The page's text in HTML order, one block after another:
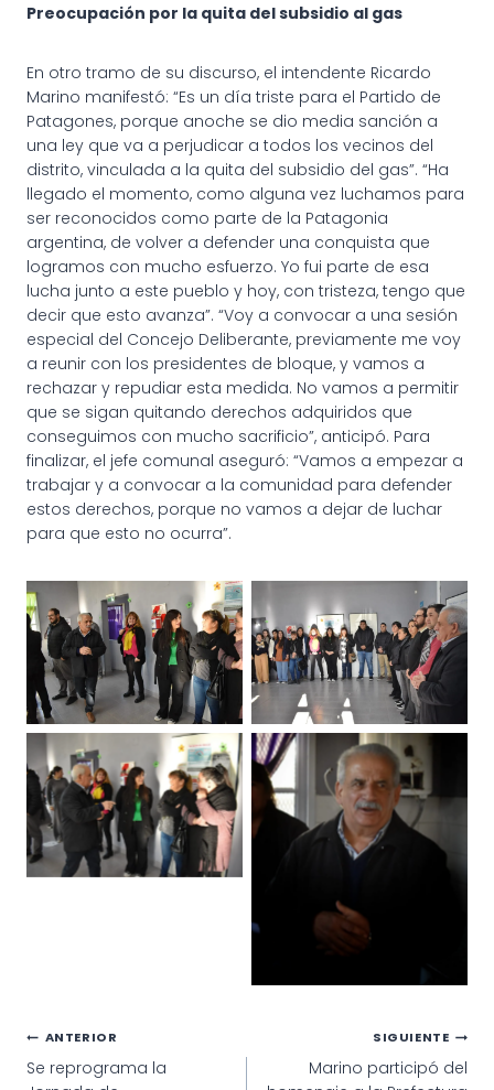
Preocupación por la quita del subsidio al gas
En otro tramo de su discurso, el intendente Ricardo
Marino manifestó: “Es un día triste para el Partido de
Patagones, porque anoche se dio media sanción a
una ley que va a perjudicar a todos los vecinos del
distrito, vinculada a la quita del subsidio del gas”. “Ha
llegado el momento, como alguna vez luchamos para
ser reconocidos como parte de la Patagonia
argentina, de volver a defender una conquista que
logramos con mucho esfuerzo. Yo fui parte de esa
lucha junto a este pueblo y hoy, con tristeza, tengo que
decir que esto avanza”. “Voy a convocar a una sesión
especial del Concejo Deliberante, previamente me voy
a reunir con los presidentes de bloque, y vamos a
rechazar y repudiar esta medida. No vamos a permitir
que se sigan quitando derechos adquiridos que
conseguimos con mucho sacrificio”, anticipó. Para
finalizar, el jefe comunal aseguró: “Vamos a empezar a
trabajar y a convocar a la comunidad para defender
estos derechos, porque no vamos a dejar de luchar
para que esto no ocurra”.
Navegación
ANTERIOR
Se reprograma la
SIGUIENTE
Marino participó del